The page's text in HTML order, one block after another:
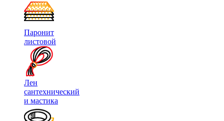
Паронит
листовой
Лен
сантехнический
и мастика